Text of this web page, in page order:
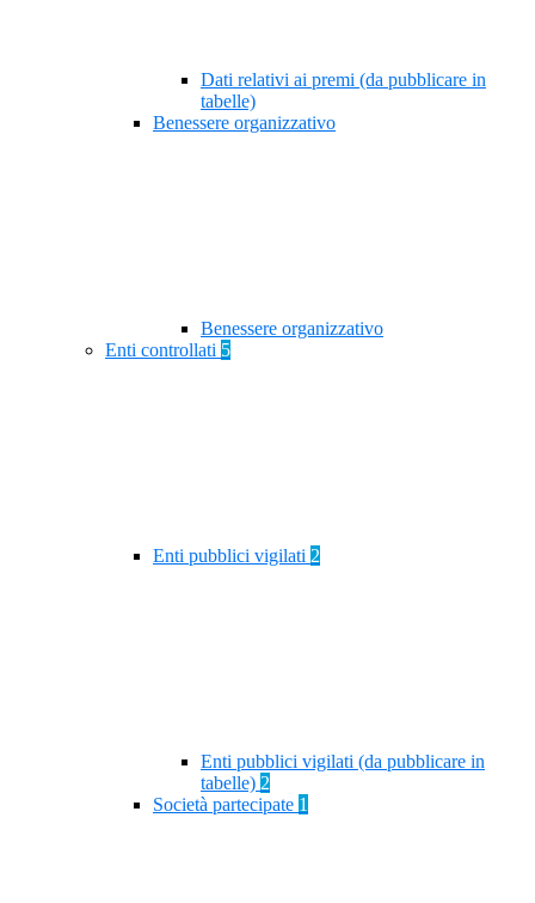
Dati relativi ai premi (da pubblicare in
tabelle)
Benessere organizzativo
Benessere organizzativo
Enti controllati 5
Enti pubblici vigilati 2
Enti pubblici vigilati (da pubblicare in
tabelle) 2
Società partecipate 1